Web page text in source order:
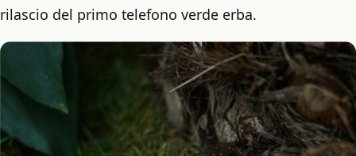
rilascio del primo telefono verde erba.